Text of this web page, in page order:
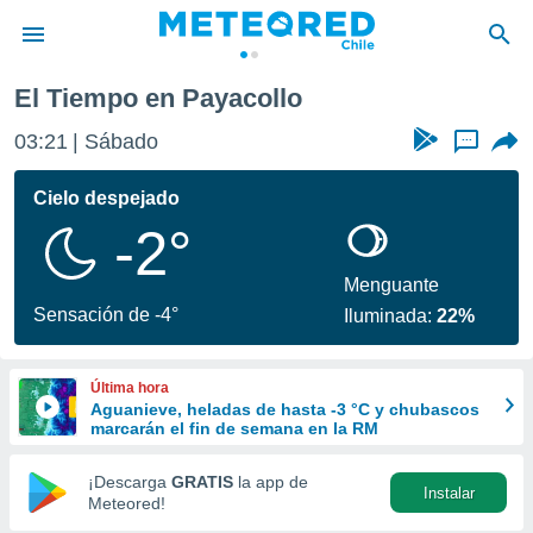
de
por
se
calidad.
a este
las
y
forma
digital
basada
El Tiempo en Payacollo
03:21 Sábado ...
Cielo despejado
-2°
Sensación de -4°
Menguante
Iluminada:22%
Última hora
Aguanieve, heladas de hasta -3 °C y chubascos
marcarán el fin de semana en la RM
¡Descarga GRATIS la app de
Meteored!
Instalar